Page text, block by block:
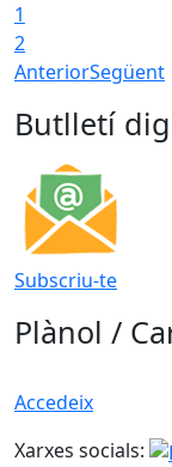
1
2
AnteriorSegüent
Butlletí
Subscriu-te
Plànol /
Accedeix
Xarxes socials: